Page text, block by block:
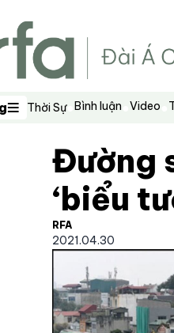
Thời Sự Bình luận Video
Đường
‘biểu
RFA
2021.04.30